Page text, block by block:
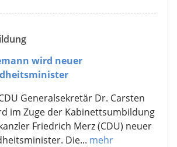
wird neuer
Generalsekretär Dr. Carsten
im Zuge der Kabinettsumbildung
Friedrich Merz (CDU) neuer
Die... mehr